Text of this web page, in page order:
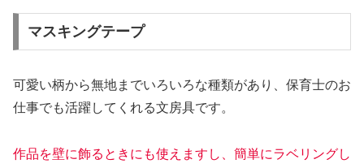
マスキングテープ
可愛い柄から無地までいろいろな種類があり、保育士のお
仕事でも活躍してくれる文房具です。
作品を壁に飾るときにも使えますし、簡単にラベリングし